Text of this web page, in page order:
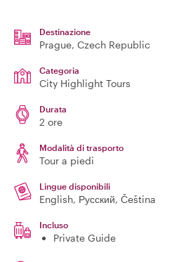
Destinazione
Prague, Czech Republic
Categoria
City Highlight Tours
Durata
2 ore
Modalità di trasporto
Tour a piedi
Lingue disponibili
English, Русский, Čeština
Incluso
Private Guide